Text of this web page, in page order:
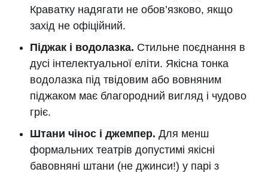
Краватку надягати не обов’язково, якщо
захід не офіційний.
Піджак і водолазка. Стильне поєднання в
дусі інтелектуальної еліти. Якісна тонка
водолазка під твідовим або вовняним
піджаком має благородний вигляд і чудово
гріє.
Штани чінос і джемпер. Для менш
формальних театрів допустимі якісні
бавовняні штани (не джинси!) у парі з